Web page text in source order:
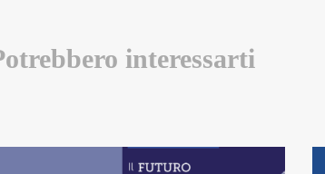
interessarti